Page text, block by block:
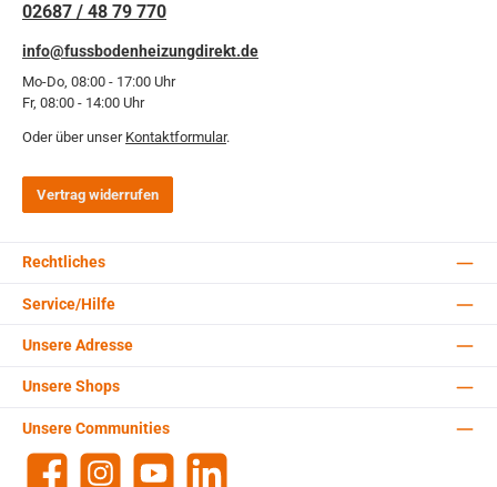
02687 / 48 79 770
info@fussbodenheizungdirekt.de
Mo-Do, 08:00 - 17:00 Uhr
Fr, 08:00 - 14:00 Uhr
Oder über unser Kontaktformular.
Vertrag widerrufen
Rechtliches
Service/Hilfe
Unsere Adresse
Unsere Communities
Facebook Instagram YouTube
Unsere Shops